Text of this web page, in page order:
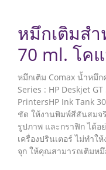
หมึกเติมสำ
70 ml. โค
หมึกเติม Comax น้ำหมึ
Series : HP Deskjet
PrintersHP Ink Tank
ชัด ให้งานพิมพ์สีสันสมจ
รูปภาพ และกราฟิก ได้อ
เครื่องปรินเตอร์ ไม่ทำ
จุก ให้คุณสามารถเติมหมึ